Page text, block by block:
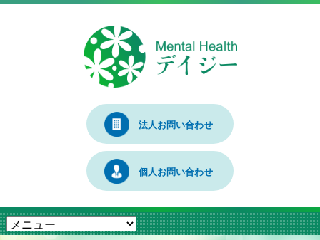
法人お問い合わせ
個人お問い合わせ